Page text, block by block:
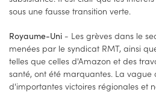
sous une fausse transition verte.
Royaume-Uni - Les grèves dans le
menées par le syndicat RMT, ainsi
telles que celles d'Amazon et des
santé, ont été marquantes. La
d'importantes victoires régionales et